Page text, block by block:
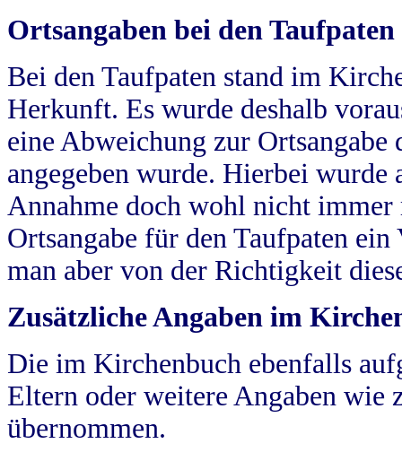
Ortsangaben bei den Taufpaten
Bei den Taufpaten stand im
Herkunft. Es wurde deshalb
eine Abweichung zur
angegeben wurde. Hierbei wurde
Annahme doch wohl nicht
Ortsangabe für den Taufpaten
man aber von der Richtigkeit
Zusätzliche Angaben im
Die im Kirchenbuch ebenfalls
Eltern oder weitere Angaben wie
übernommen.